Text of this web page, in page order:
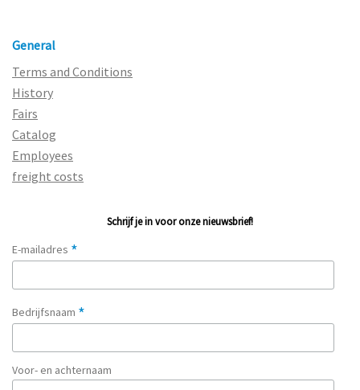
General
Terms and Conditions
History
Fairs
Catalog
Employees
freight costs
Schrijf je in voor onze nieuwsbrief!
E-mailadres *
Bedrijfsnaam *
Voor- en achternaam